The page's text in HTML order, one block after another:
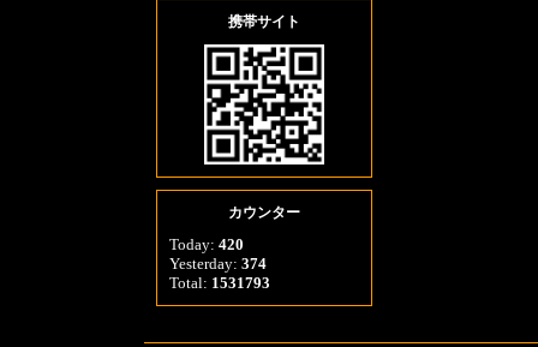
携帯サイト
カウンター
Today: 420
Yesterday: 374
Total: 1531793